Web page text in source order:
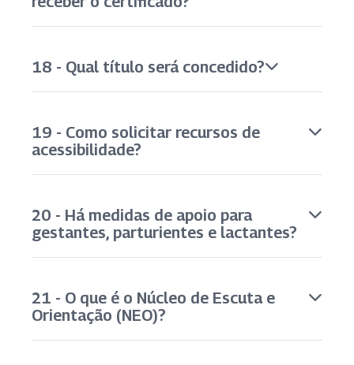
18 - Qual título será concedido?
19 - Como solicitar recursos de
acessibilidade?
20 - Há medidas de apoio para
gestantes, parturientes e lactantes?
21 - O que é o Núcleo de Escuta e
Orientação (NEO)?